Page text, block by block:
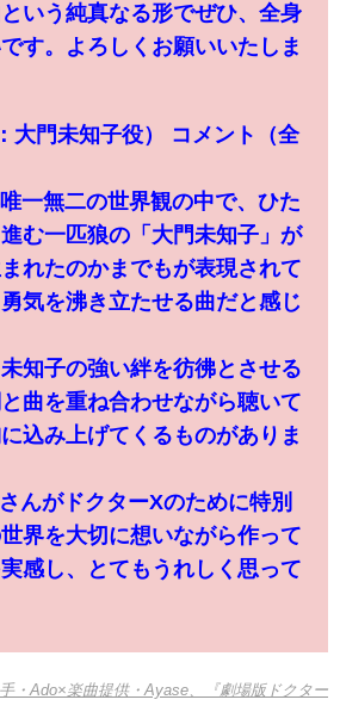
いう純真なる形でぜひ、全身
す。よろしくお願いいたしま
大門未知子役） コメント（全
一無二の世界観の中で、ひた
む一匹狼の「大門未知子」が
れたのかまでもが表現されて
気を沸き立たせる曲だと感じ
知子の強い絆を彷彿とさせる
曲を重ね合わせながら聴いて
込み上げてくるものがありま
んがドクターXのために特別
界を大切に想いながら作って
感し、とてもうれしく思って
・Ado×楽曲提供・Ayase、『劇場版ドクター